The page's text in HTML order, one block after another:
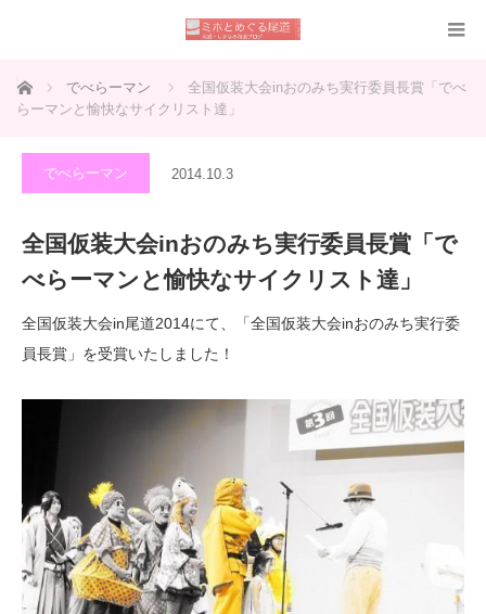
ホーム でべらーマン
全国仮装大会inおのみち実行委員長賞「でべ
らーマンと愉快なサイクリスト達」
でべらーマン 2014.10.3
全国仮装大会inおのみち実行委員長賞「で
べらーマンと愉快なサイクリスト達」
全国仮装大会in尾道2014にて、「全国仮装大会inおのみち実行委
員長賞」を受賞いたしました！